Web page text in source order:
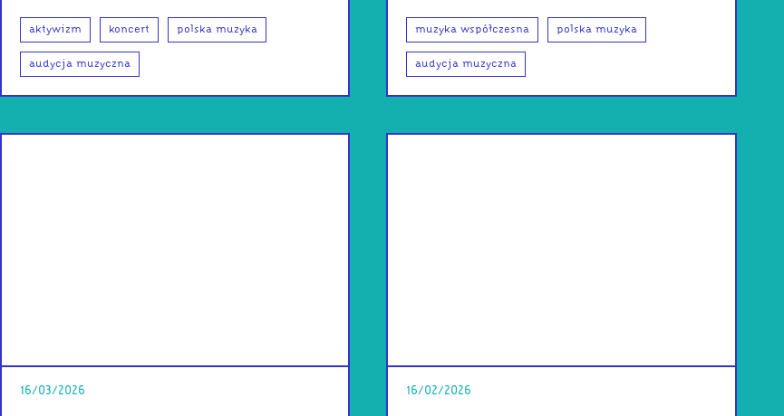
aktywizm koncert polska muzyka
audycja muzyczna
muzyka współczesna polska muzyka
audycja muzyczna
16/03/2026 16/02/2026